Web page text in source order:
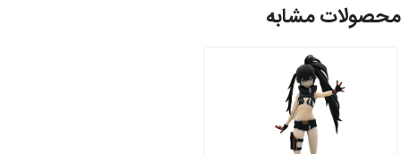
محصولات مشابه